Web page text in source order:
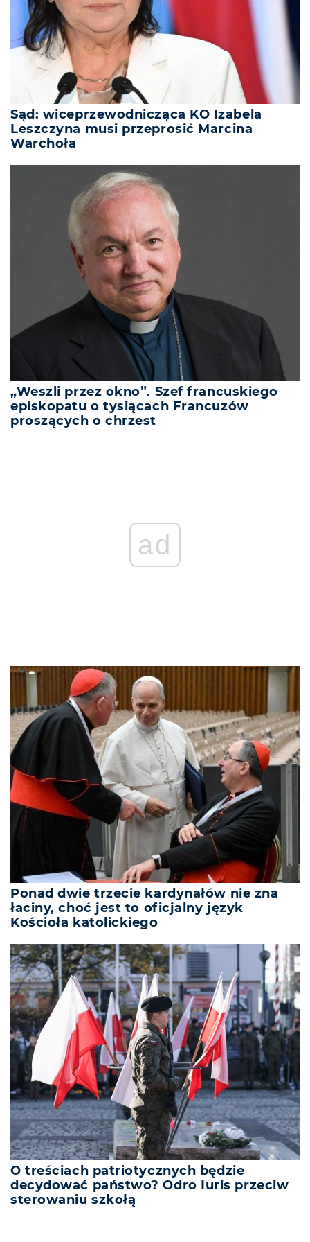
Sąd: wiceprzewodnicząca KO Izabela
Leszczyna musi przeprosić Marcina
Warchoła
„Weszli przez okno”. Szef francuskiego
episkopatu o tysiącach Francuzów
proszących o chrzest
ad
Ponad dwie trzecie kardynałów nie zna
łaciny, choć jest to oficjalny język
Kościoła katolickiego
O treściach patriotycznych będzie
decydować państwo? Odro Iuris przeciw
sterowaniu szkołą